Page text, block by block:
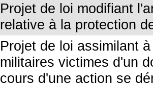
Projet de loi modifiant
relative à la protection
Projet de loi assimilant
militaires victimes d'un
cours d'une action se